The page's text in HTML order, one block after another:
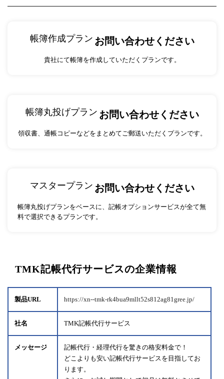
帳簿作成プラン お問い合わせください
貴社にて帳簿を作成していただくプランです。
帳簿丸投げプラン お問い合わせください
領収書、通帳コピーなどをまとめてご郵送いただくプランです。
マスタープラン お問い合わせください
帳簿丸投げプランをベースに、記帳オプションサービスが全て無
料で選択できるプランです。
TMK記帳代行サービスの企業情報
製品URL https://xn--tmk-rk4bua9mllt52s812ag81gree.jp/
社名 TMK記帳代行サービス
メッセージ
記帳代行・経理代行を驚きの格安料金で！
どこよりも安い記帳代行サービスを目指してお
ります。